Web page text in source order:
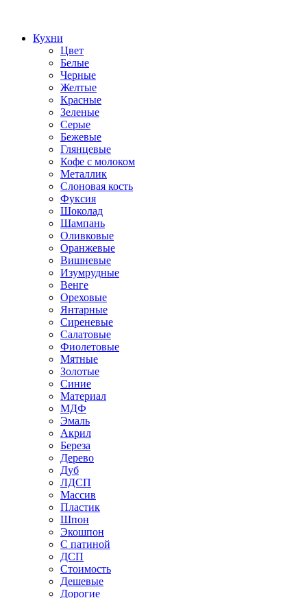
Кухни
Цвет
Белые
Черные
Желтые
Красные
Зеленые
Серые
Бежевые
Глянцевые
Кофе с молоком
Металлик
Слоновая кость
Фуксия
Шоколад
Шампань
Оливковые
Оранжевые
Вишневые
Изумрудные
Венге
Ореховые
Янтарные
Сиреневые
Салатовые
Фиолетовые
Мятные
Золотые
Синие
Материал
МДФ
Эмаль
Акрил
Береза
Дерево
Дуб
ЛДСП
Массив
Пластик
Шпон
Экошпон
С патиной
ДСП
Стоимость
Дешевые
Дорогие